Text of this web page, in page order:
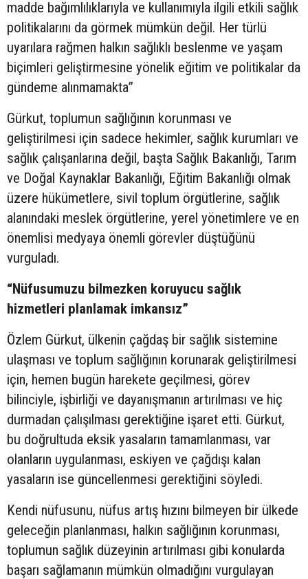
madde bağımlılıklarıyla ve kullanımıyla ilgili etkili sağlık
politikalarını da görmek mümkün değil. Her türlü
uyarılara rağmen halkın sağlıklı beslenme ve yaşam
biçimleri geliştirmesine yönelik eğitim ve politikalar da
gündeme alınmamakta”
Gürkut, toplumun sağlığının korunması ve
geliştirilmesi için sadece hekimler, sağlık kurumları ve
sağlık çalışanlarına değil, başta Sağlık Bakanlığı, Tarım
ve Doğal Kaynaklar Bakanlığı, Eğitim Bakanlığı olmak
üzere hükümetlere, sivil toplum örgütlerine, sağlık
alanındaki meslek örgütlerine, yerel yönetimlere ve en
önemlisi medyaya önemli görevler düştüğünü
vurguladı.
“Nüfusumuzu bilmezken koruyucu sağlık
hizmetleri planlamak imkansız”
Özlem Gürkut, ülkenin çağdaş bir sağlık sistemine
ulaşması ve toplum sağlığının korunarak geliştirilmesi
için, hemen bugün harekete geçilmesi, görev
bilinciyle, işbirliği ve dayanışmanın artırılması ve hiç
durmadan çalışılması gerektiğine işaret etti. Gürkut,
bu doğrultuda eksik yasaların tamamlanması, var
olanların uygulanması, eskiyen ve çağdışı kalan
yasaların ise güncellenmesi gerektiğini söyledi.
Kendi nüfusunu, nüfus artış hızını bilmeyen bir ülkede
geleceğin planlanması, halkın sağlığının korunması,
toplumun sağlık düzeyinin artırılması gibi konularda
başarı sağlamanın mümkün olmadığını vurgulayan